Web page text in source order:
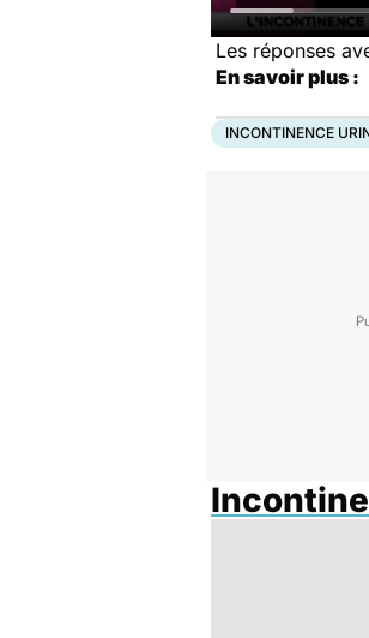
Les réponses
En savoir plus :
INCONTINENCE